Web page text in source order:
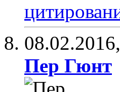
08.02.2016,
Пер Гюнт